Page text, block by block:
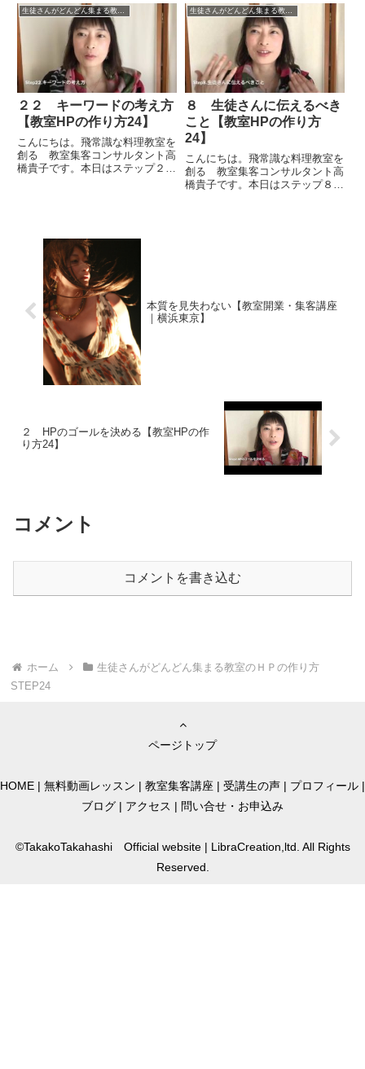
れる理由」コンセプトワークの続
きのお話をしたいと思います。ま
ず、あなたの教室が選ばれる理由
ですが、選ばれる理由がなけれ
ば...
線設計と全体像」についてお話を
したいと思います。まず復習にな
りますが、ホームページというも
のの役割として、中心にホーム
ペ...
２２ キーワードの考え方
【教室HPの作り方24】
こんにちは。飛常識な料理教室を
創る 教室集客コンサルタント高
橋貴子です。本日はステップ２２
８ 生徒さんに伝えるべき
こと【教室HPの作り方
24】
こんにちは。飛常識な料理教室を
創る 教室集客コンサルタント高
橋貴子です。本日はステップ８と
本質を見失わない【教室開業・集客講座
｜横浜東京】
２ HPのゴールを決める【教室HPの作
り方24】
コメント
コメントを書き込む
ホーム
生徒さんがどんどん集まる教室のＨＰの作り方
STEP24
ページトップ
HOME | 無料動画レッスン | 教室集客講座 | 受講生の声 | プロフィール |
ブログ | アクセス | 問い合せ・お申込み
©TakakoTakahashi Official website | LibraCreation,ltd. All Rights
Reserved.